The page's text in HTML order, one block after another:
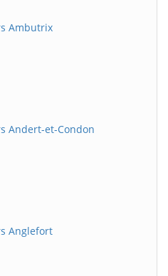
Ambutrix
Andert-et-Condon
Anglefort